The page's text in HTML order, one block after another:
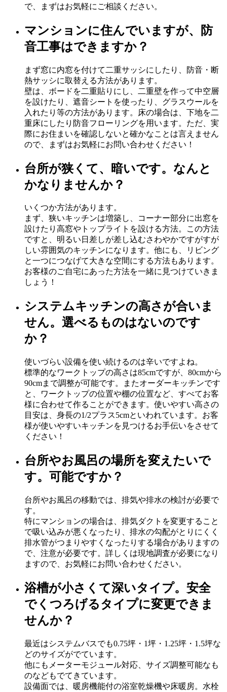
で、まずはお気軽にご相談ください。
マンションに住んでいますが、防
音工事はできますか？
まず窓に内窓を付けて二重サッシにしたり、防音・断
熱サッシに取替える方法があります。
壁は、ボードを二重貼りにし、二重壁を作って中空層
を設けたり、遮音シートを使ったり、グラスウールを
入れたり等の方法があります。床の場合は、下地を二
重床にしたり防音フローリングを用います。ただ、実
際にお住まいを確認しないと確かなことは言えません
ので、まずはお気軽にお問い合わせください！
台所が狭くて、暗いです。なんと
かなりませんか？
いくつか方法があります。
まず、狭いキッチンは増築し、コーナー部分に出窓を
設けたり高窓やトップライトを設ける方法。この方法
ですと、明るい日差しが差し込むさわやかですがすが
しい雰囲気のキッチンになります。他にも、リビング
と一つにつなげて大きな空間にする方法もあります。
お客様のご自宅にあった方法を一緒に見つけていきま
しょう！
システムキッチンの高さが合いま
せん。選べるものはないのです
か？
使いづらい設備を使い続けるのは辛いですよね。
標準的なワークトップの高さは85cmですが、80cmから
90cmまで調整が可能です。またオーダーキッチンです
と、ワークトップの位置や棚の位置など、すべてお客
様に合わせて作ることができます。使いやすい高さの
目安は、身長の1/2プラス5cmといわれています。お客
様が使いやすいキッチンを見つけるお手伝いをさせて
ください！
台所やお風呂の場所を変えたいで
す。可能ですか？
台所やお風呂の移動では、排気や排水の検討が必要で
す。
特にマンションの場合は、排気ダクトを変更すること
で吸い込みが悪くなったり、排水の勾配がとりにくく
排水管がつまりやすくなったりする場合がありますの
で、注意が必要です。詳しくは現地調査が必要になり
ますので、お気軽にお問い合わせください。
浴槽が小さくて深いタイプ。安全
でくつろげるタイプに変更できま
せんか？
最近はシステムバスでも0.75坪・1坪・1.25坪・1.5坪な
どのサイズがでています。
他にもメーターモジュール対応、サイズ調整可能なも
のなどもでてきています。
設備面では、暖房機能付の浴室乾燥機や床暖房。水栓